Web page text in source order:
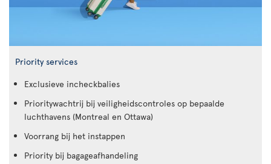
Priority services
Exclusieve incheckbalies
Prioritywachtrij bij veiligheidscontroles op bepaalde
luchthavens (Montreal en Ottawa)
Voorrang bij het instappen
Priority bij bagageafhandeling